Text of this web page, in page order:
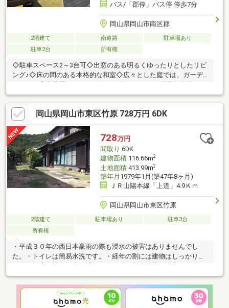
バス/「郡停」バス停 停歩7分
岡山県岡山市南区郡
2階建て 南道路
駐車場あり
駐車2台
所有権
◇駐車スペース2～3台可◇出窓のある明るくゆったりとしたリビ
ング♪◇床の間のある本格的な和室◇広々とした庭では、ガーデ
売主不適合責任免責
岡山県岡山市東区竹原 728万円 6DK
728万円
間取り 6DK
建物面積116.66m2
土地面積413.99m2
築年月 1979年1月(築47年8ヶ月)
ＪＲ山陽本線「上道」4.9Ｋｍ
岡山県岡山市東区竹原
2階建て 駐車場あり
駐車3台
所有権
・平成３０年の西日本豪雨の際も浸水の被害はありませんでし
た。・トイレは簡易水洗です。・経年の割には建物はしっかりｓ
残置品は綺麗に片付けて引き渡します。・事前にご予約して頂い
てからご案内を致します。